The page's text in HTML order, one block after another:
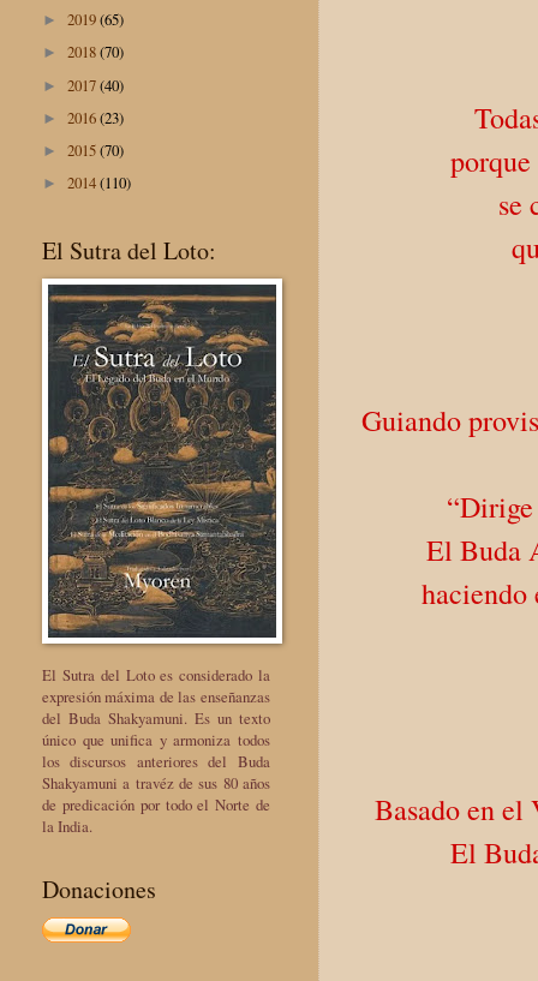
se
Guiando
“Dirige
El Buda
haciendo
Basado en el
El
► 2019(65)
► 2018(70)
► 2017(40)
► 2016(23)
► 2015(70)
► 2014(110)
El Sutra del Loto:
El Sutra del Loto es considerado la
expresión máxima de las enseñanzas
del Buda Shakyamuni. Es un texto
único que unifica y armoniza todos
los discursos anteriores del Buda
Shakyamuni a travéz de sus 80 años
de predicación por todo el Norte de
la India.
Donaciones